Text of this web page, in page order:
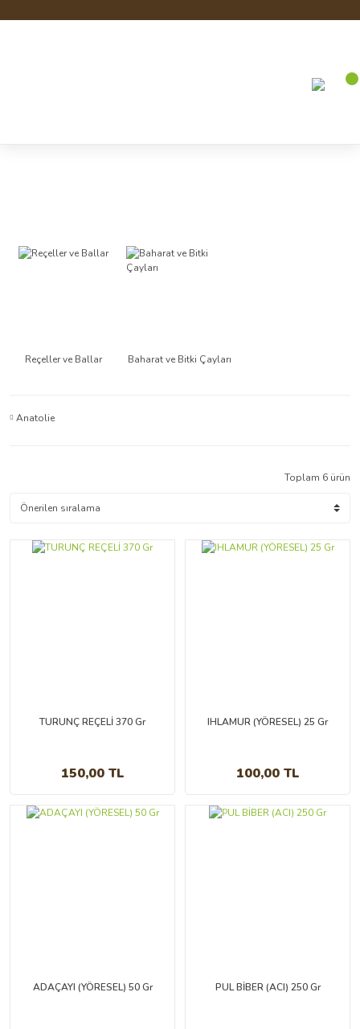
Reçeller ve Ballar Baharat ve Bitki Çayları
Anatolie
Toplam 6 ürün
TURUNÇ REÇELİ 370 Gr
150,00 TL
IHLAMUR (YÖRESEL) 25 Gr
100,00 TL
ADAÇAYI (YÖRESEL) 50 Gr PUL BİBER (ACI) 250 Gr